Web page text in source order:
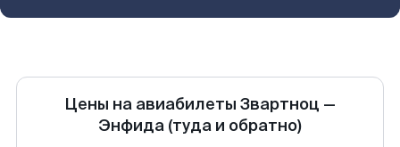
Цены на авиабилеты Звартноц —
Энфида (туда и обратно)